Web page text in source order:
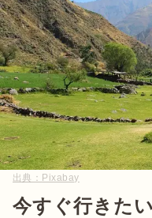
出典： Pixabay
今すぐ行きた